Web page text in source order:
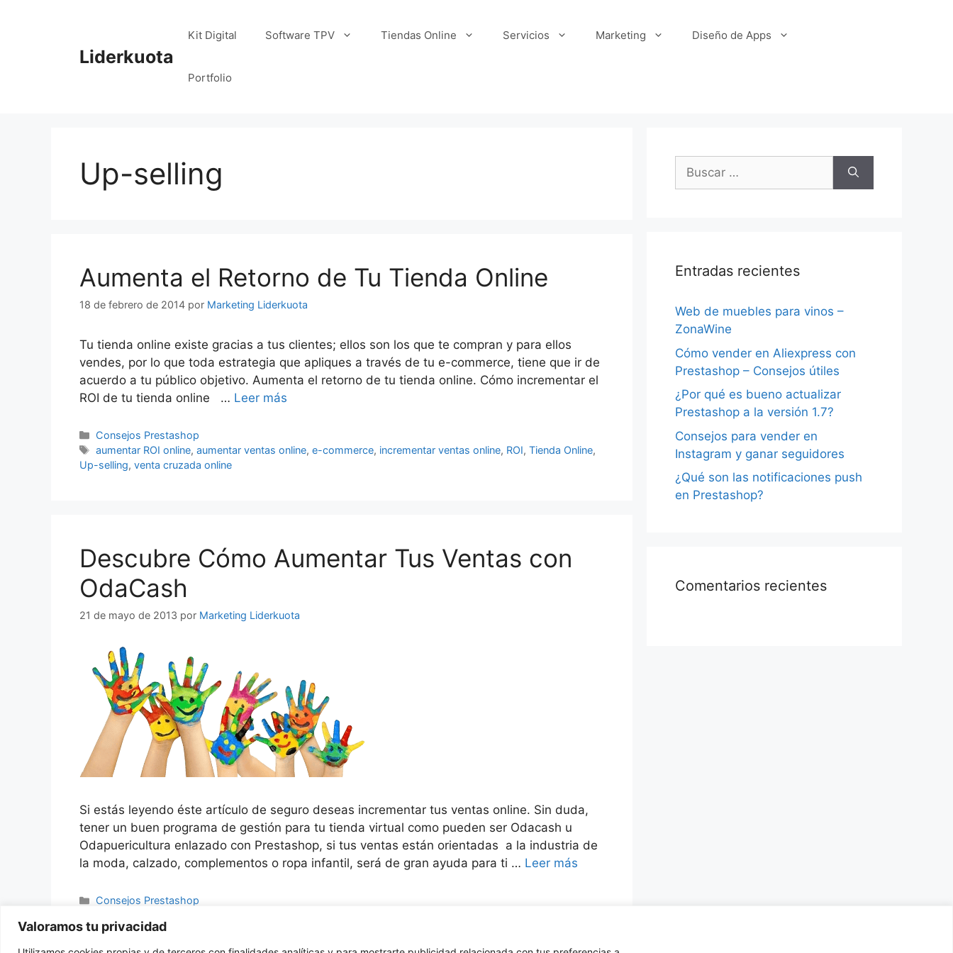
Valoramos tu privacidad
Liderkuota
Kit Digital Software TPV Tiendas Online Servicios Marketing Diseño de Apps
Portfolio
Up-selling
Aumenta el Retorno de Tu Tienda Online
18 de febrero de 2014 por Marketing Liderkuota
Tu tienda online existe gracias a tus clientes; ellos son los que te compran y para ellos
vendes, por lo que toda estrategia que apliques a través de tu e-commerce, tiene que ir de
acuerdo a tu público objetivo. Aumenta el retorno de tu tienda online. Cómo incrementar el
ROI de tu tienda online … Leer más
Categorías
Consejos Prestashop
Etiquetas
aumentar ROI online,aumentar ventas online,e-commerce, incrementar ventas online, ROI,Tienda Online,
Up-selling, venta cruzada online
Descubre Cómo Aumentar Tus Ventas con
OdaCash
21 de mayo de 2013 por Marketing Liderkuota
Si estás leyendo éste artículo de seguro deseas incrementar tus ventas online. Sin duda,
tener un buen programa de gestión para tu tienda virtual como pueden ser Odacash u
Odapuericultura enlazado con Prestashop, si tus ventas están orientadas a la industria de
la moda, calzado, complementos o ropa infantil, será de gran ayuda para ti … Leer más
Categorías
Consejos Prestashop
tienda virtual,Up-selling
Buscar:
Entradas recientes
Web de muebles para vinos –
ZonaWine
Cómo vender en Aliexpress con
Prestashop – Consejos útiles
¿Por qué es bueno actualizar
Prestashop a la versión 1.7?
Consejos para vender en
Instagram y ganar seguidores
¿Qué son las notificaciones push
en Prestashop?
Comentarios recientes